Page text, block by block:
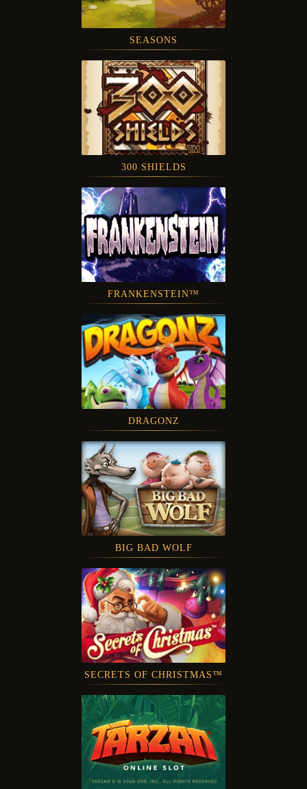
SEASONS
300 SHIELDS
FRANKENSTEIN™
DRAGONZ
BIG BAD WOLF
SECRETS OF CHRISTMAS™